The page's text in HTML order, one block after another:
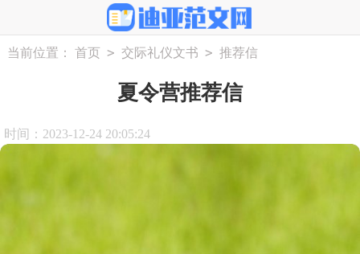
当前位置： 首页 > 交际礼仪文书 > 推荐信
夏令营推荐信
时间：2023-12-24 20:05:24